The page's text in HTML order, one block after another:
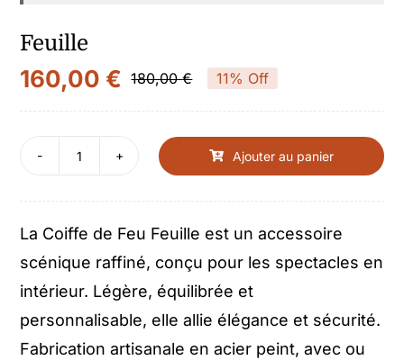
Feuille
180,00€Le
initial
était :
160,00 €
Le
actuel
est :
11% Off
Feuille
Ajouter au panier
La Coiffe de Feu Feuille est un accessoire
scénique raffiné, conçu pour les spectacles en
intérieur. Légère, équilibrée et
personnalisable, elle allie élégance et sécurité.
Fabrication artisanale en acier peint, avec ou